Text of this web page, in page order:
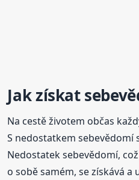
Jak získat
Na cestě životem občas
S nedostatkem sebevědomí
Nedostatek sebevědomí,
o sobě samém, se získává a